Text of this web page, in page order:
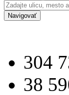
Navigovať
304
38